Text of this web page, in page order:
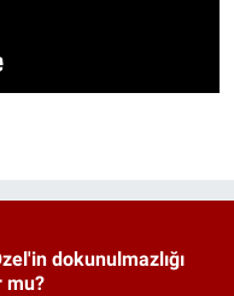
dokunulmazlığı
mu?